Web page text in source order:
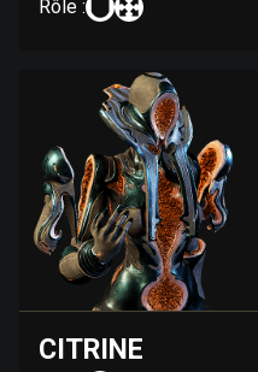
Rôle :
CITRINE